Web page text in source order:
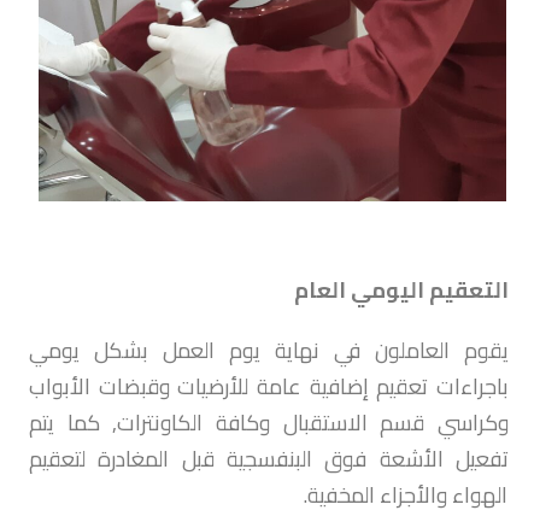
التعقيم اليومي العام
يقوم العاملون في نهاية يوم العمل بشكل يومي
باجراءات تعقيم إضافية عامة للأرضيات وقبضات الأبواب
وكراسي قسم الاستقبال وكافة الكاونترات, كما يتم
تفعيل الأشعة فوق البنفسجية قبل المغادرة لتعقيم
الهواء والأجزاء المخفية.